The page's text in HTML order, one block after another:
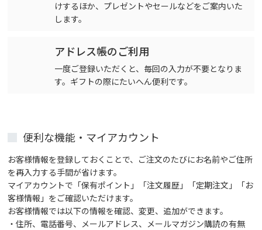
けするほか、プレゼントやセールなどをご案内いた
します。
アドレス帳のご利用
一度ご登録いただくと、毎回の入力が不要となりま
す。ギフトの際にたいへん便利です。
便利な機能・マイアカウント
お客様情報を登録しておくことで、ご注文のたびにお名前やご住所
を再入力する手間が省けます。
マイアカウントで「保有ポイント」「注文履歴」「定期注文」「お
客様情報」をご確認いただけます。
お客様情報では以下の情報を確認、変更、追加ができます。
・住所、電話番号、メールアドレス、メールマガジン購読の有無